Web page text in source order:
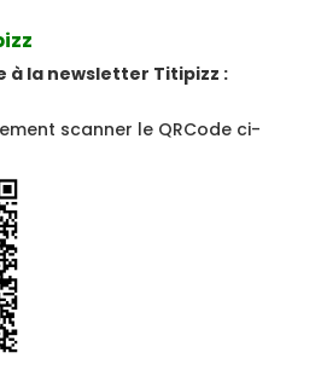
à la newsletter Titipizz :
scanner le QRCode ci-